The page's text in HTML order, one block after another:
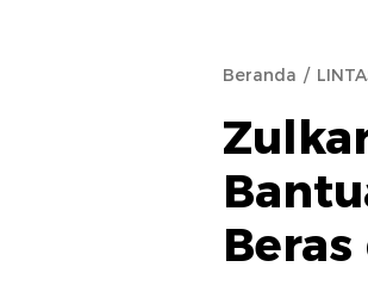
Beranda